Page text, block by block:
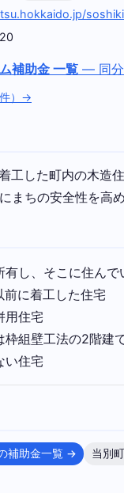
補助金 一覧 — 同分
）→
工した町内の木造
まちの安全性を高
し、そこに住んで
に着工した住宅
用住宅
枠組壁工法の2階建
い住宅
補助金一覧 → 当別